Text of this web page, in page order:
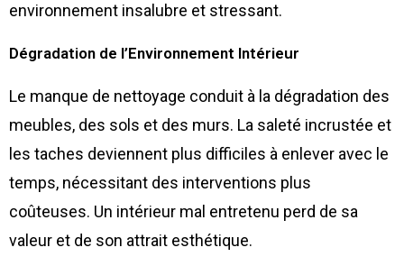
environnement insalubre et stressant.
Dégradation de l’Environnement Intérieur
Le manque de nettoyage conduit à la dégradation des
meubles, des sols et des murs. La saleté incrustée et
les taches deviennent plus difficiles à enlever avec le
temps, nécessitant des interventions plus
coûteuses. Un intérieur mal entretenu perd de sa
valeur et de son attrait esthétique.